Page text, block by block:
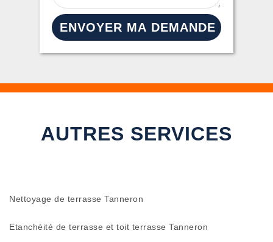
AUTRES SERVICES
Nettoyage de terrasse Tanneron
Etanchéité de terrasse et toit terrasse Tanneron